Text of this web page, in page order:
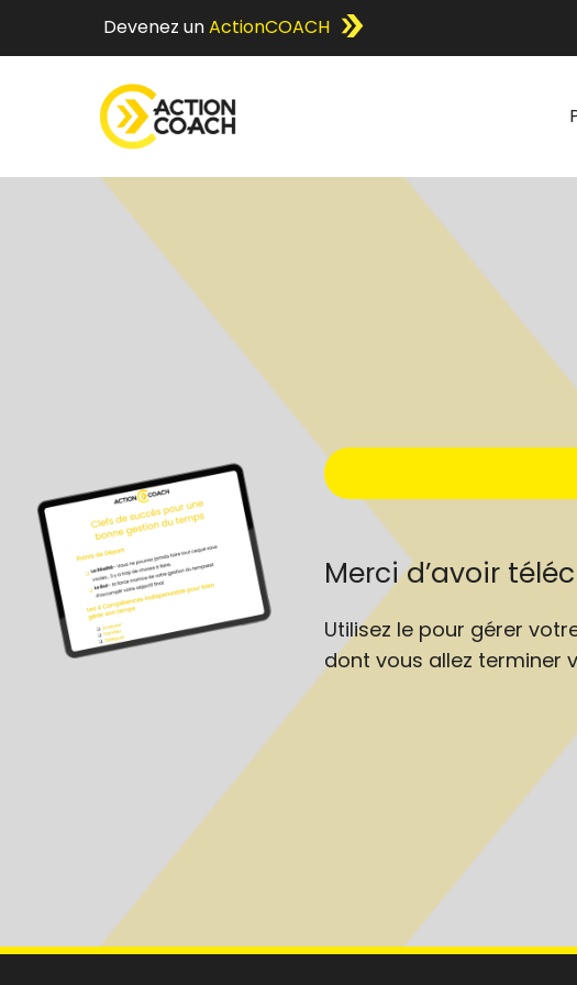
Devenez unActionCOACH
Merci d’avoir
Utilisez le pour gérer
dont vous allez terminer